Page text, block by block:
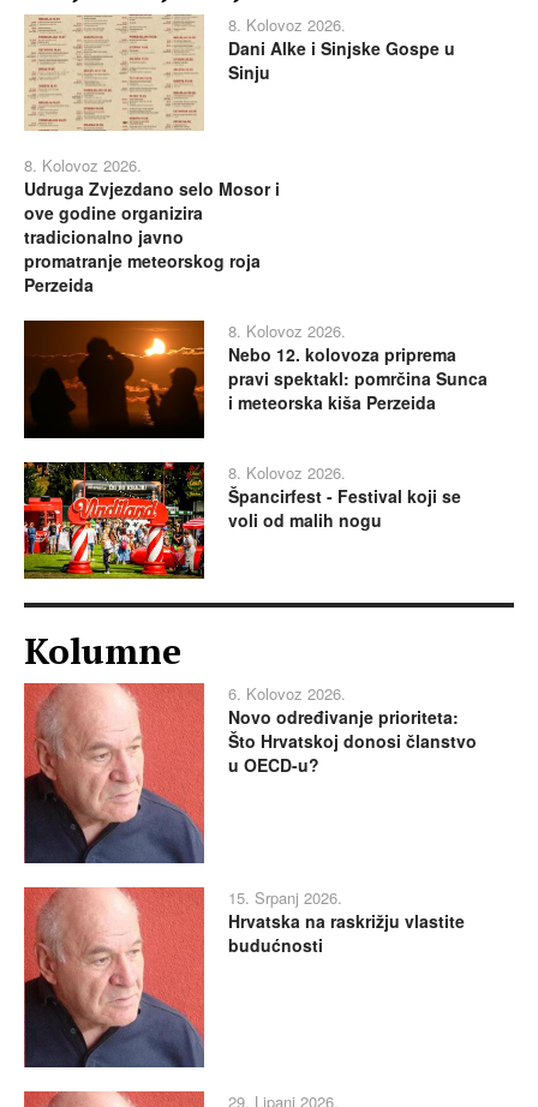
8. Kolovoz 2026.
Dani Alke i Sinjske Gospe u
Sinju
8. Kolovoz 2026.
Udruga Zvjezdano selo Mosor i
ove godine organizira
tradicionalno javno
promatranje meteorskog roja
Perzeida
8. Kolovoz 2026.
Nebo 12. kolovoza priprema
pravi spektakl: pomrčina Sunca
i meteorska kiša Perzeida
8. Kolovoz 2026.
Špancirfest - Festival koji se
voli od malih nogu
Kolumne
6. Kolovoz 2026.
Novo određivanje prioriteta:
Što Hrvatskoj donosi članstvo
u OECD-u?
15. Srpanj 2026.
Hrvatska na raskrižju vlastite
budućnosti
29. Lipanj 2026.